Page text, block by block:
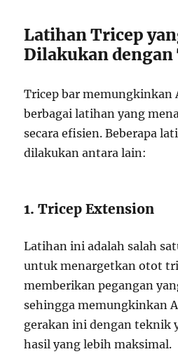
Latihan Tricep
Dilakukan dengan
Tricep bar memungkinkan
berbagai latihan yang
secara efisien. Beberapa
dilakukan antara lain:
1. Tricep Extension
Latihan ini adalah salah
untuk menargetkan otot
memberikan pegangan
sehingga memungkinkan
gerakan ini dengan teknik
hasil yang lebih maksimal.